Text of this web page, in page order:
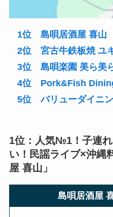
1位 島唄居酒屋 喜山
2位 宮古牛鉄板焼 ユ
3位 島唄楽園 美ら美
4位 Pork&Fish
5位 バリューダイニ
1位：人気№1！子連
い！民謡ライブ×沖縄
屋 喜山」
島唄居酒屋